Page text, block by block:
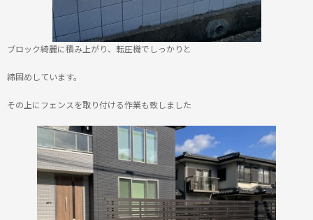
ブロック綺麗に積み上がり、転圧機でしっかりと
締固めしています。
その上にフェンスを取り付ける作業も致しました